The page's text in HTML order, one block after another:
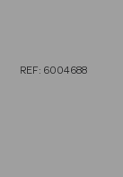
REF: 6004688
from